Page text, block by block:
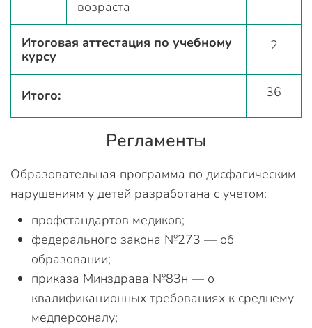
возраста
Итоговая аттестация по учебному
курсу
2
Итого: 36
Регламенты
Образовательная программа по дисфагическим
нарушениям у детей разработана с учетом:
профстандартов медиков;
федерального закона №273 — об
образовании;
приказа Минздрава №83н — о
квалификационных требованиях к среднему
медперсоналу;